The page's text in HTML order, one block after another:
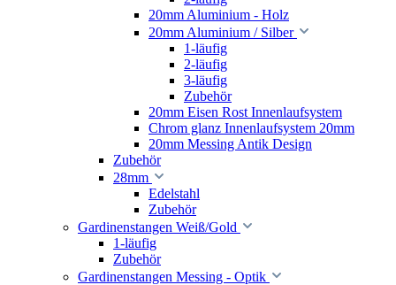
20mm Aluminium - Holz
20mm Aluminium / Silber
1-läufig
2-läufig
3-läufig
Zubehör
20mm Eisen Rost Innenlaufsystem
Chrom glanz Innenlaufsystem 20mm
20mm Messing Antik Design
Zubehör
28mm
Edelstahl
Zubehör
Gardinenstangen Weiß/Gold
1-läufig
Zubehör
Gardinenstangen Messing - Optik